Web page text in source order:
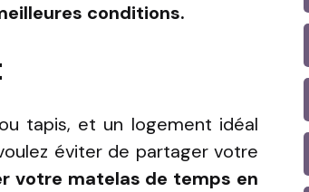
conditions.
tapis, et un logement idéal
éviter de partager votre
votre matelas de temps en